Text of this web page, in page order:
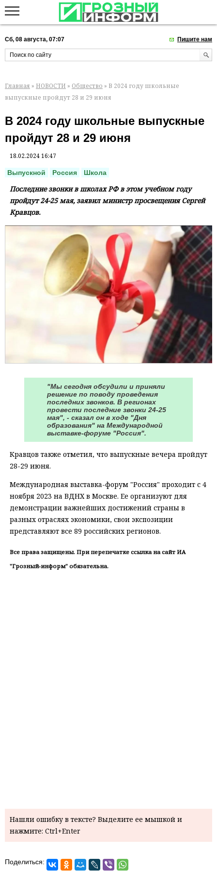
Сб, 08 августа, 07:07 Пишите нам
Главная » НОВОСТИ » Общество » В 2024 году школьные
выпускные пройдут 28 и 29 июня
В 2024 году школьные выпускные
пройдут 28 и 29 июня
18.02.2024 16:47
Выпускной Россия Школа
Последние звонки в школах РФ в этом учебном году
пройдут 24-25 мая, заявил министр просвещения Сергей
Кравцов.
"Мы сегодня обсудили и приняли
решение по поводу проведения
последних звонков. В регионах
провести последние звонки 24-25
мая", - сказал он в ходе "Дня
образования" на Международной
выставке-форуме "Россия".
Кравцов также отметил, что выпускные вечера пройдут
28-29 июня.
Международная выставка-форум "Россия" проходит с 4
ноября 2023 на ВДНХ в Москве. Ее организуют для
демонстрации важнейших достижений страны в
разных отраслях экономики, свои экспозиции
представляют все 89 российских регионов.
Все права защищены. При перепечатке ссылка на сайт ИА
"Грозный-информ" обязательна.
Нашли ошибку в тексте? Выделите ее мышкой и
нажмите: Ctrl+Enter
Поделиться: